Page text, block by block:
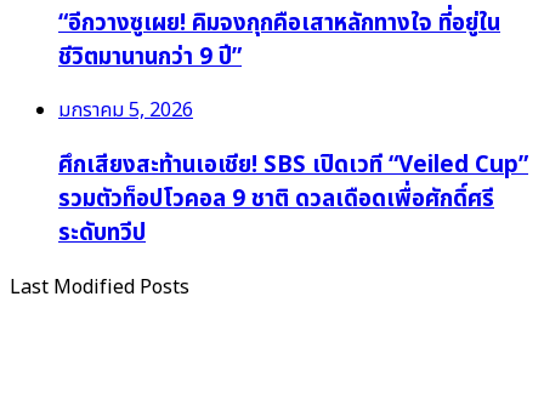
“อีกวางซูเผย! คิมจงกุกคือเสาหลักทางใจ ที่อยู่ใน
ชีวิตมานานกว่า 9 ปี”
มกราคม 5, 2026
ศึกเสียงสะท้านเอเชีย! SBS เปิดเวที “Veiled Cup”
รวมตัวท็อปโวคอล 9 ชาติ ดวลเดือดเพื่อศักดิ์ศรี
ระดับทวีป
Last Modified Posts